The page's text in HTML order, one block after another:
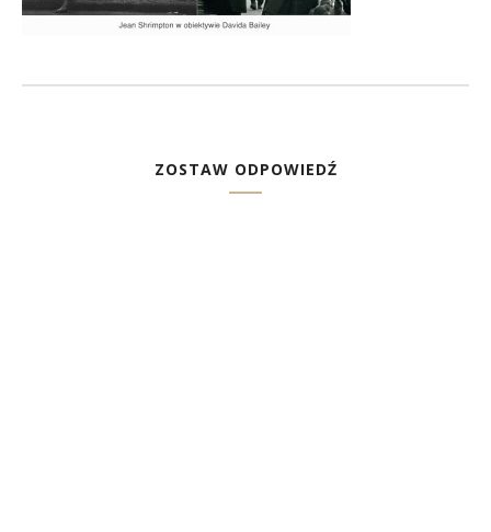
ZOSTAW ODPOWIEDŹ